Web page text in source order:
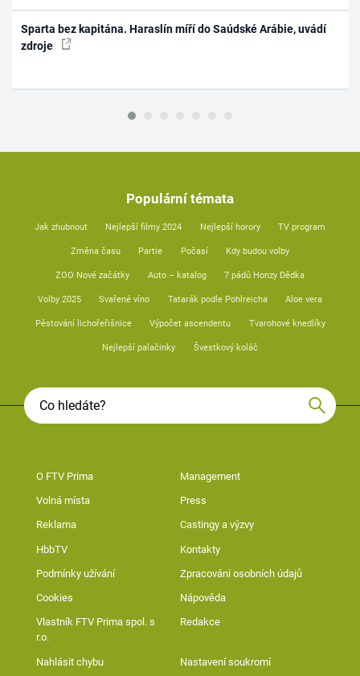
Sparta bez kapitána. Haraslín míří do Saúdské Arábie, uvádí
zdroje
Populární témata
Jak zhubnout Nejlepší filmy 2024 Nejlepší horory TV program
Změna času Partie Počasí Kdy budou volby
ZOO Nové začátky Auto – katalog 7 pádů Honzy Dědka
Volby 2025 Svařené víno Tatarák podle Pohlreicha Aloe vera
Pěstování lichořeřišnice Výpočet ascendentu Tvarohové knedlíky
Nejlepší palačinky Švestkový koláč
O FTV Prima Management
Volná místa Press
Reklama Castingy a výzvy
HbbTV Kontakty
Podmínky užívání Zpracování osobních údajů
Cookies Nápověda
Vlastník FTV Prima spol. s
r.o.
Redakce
Nahlásit chybu Nastavení soukromí